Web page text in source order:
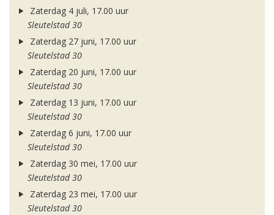
Zaterdag 4 juli, 17.00 uur
Sleutelstad 30
Zaterdag 27 juni, 17.00 uur
Sleutelstad 30
Zaterdag 20 juni, 17.00 uur
Sleutelstad 30
Zaterdag 13 juni, 17.00 uur
Sleutelstad 30
Zaterdag 6 juni, 17.00 uur
Sleutelstad 30
Zaterdag 30 mei, 17.00 uur
Sleutelstad 30
Zaterdag 23 mei, 17.00 uur
Sleutelstad 30